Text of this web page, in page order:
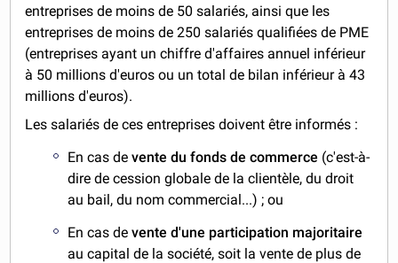
entreprises de moins de 50 salariés, ainsi que les
entreprises de moins de 250 salariés qualifiées de PME
(entreprises ayant un chiffre d'affaires annuel inférieur
à 50 millions d'euros ou un total de bilan inférieur à 43
millions d'euros).
Les salariés de ces entreprises doivent être informés :
En cas de vente du fonds de commerce (c'est-à-
dire de cession globale de la clientèle, du droit
au bail, du nom commercial...) ; ou
En cas de vente d'une participation majoritaire
au capital de la société, soit la vente de plus de